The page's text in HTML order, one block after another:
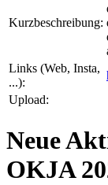
Kurzbeschreibung:
Links (Web, Insta,
...):
Upload:
Neue
OKJA